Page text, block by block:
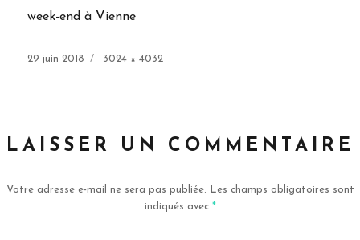
week-end à Vienne
Publié
29 juin 2018
Taille
3024 × 4032
LAISSER UN COMMENTAIRE
Votre adresse e-mail ne sera pas publiée.
Les champs obligatoires sont
indiqués avec *